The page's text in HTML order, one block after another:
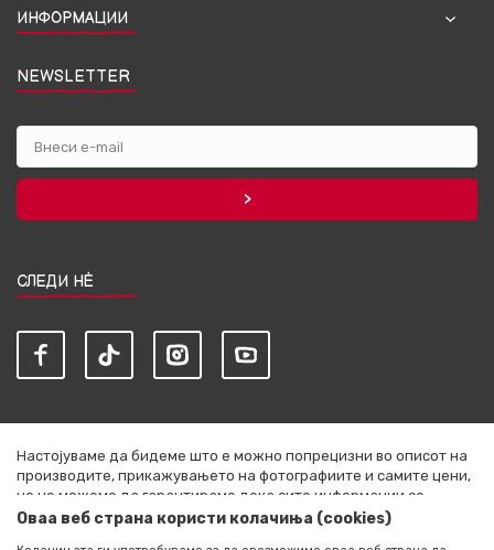
ИНФОРМАЦИИ
NEWSLETTER
СЛЕДИ НЀ
Настојуваме да бидеме што е можно попрецизни во описот на
производите, прикажувањето на фотографиите и самите цени,
но не можеме да гарантираме дека сите информации се
комплетни и без грешки. Сите артикли прикажани на сајтот се
Оваа веб страна користи колачиња (cookies)